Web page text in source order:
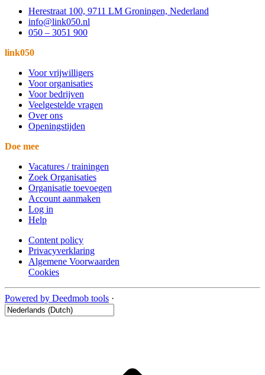
Herestraat 100, 9711 LM Groningen, Nederland
info@link050.nl
050 – 3051 900
link050
Voor vrijwilligers
Voor organisaties
Voor bedrijven
Veelgestelde vragen
Over ons
Openingstijden
Doe mee
Vacatures / trainingen
Zoek Organisaties
Organisatie toevoegen
Account aanmaken
Log in
Help
Content policy
Privacyverklaring
Algemene Voorwaarden
Cookies
Powered by Deedmob tools ·